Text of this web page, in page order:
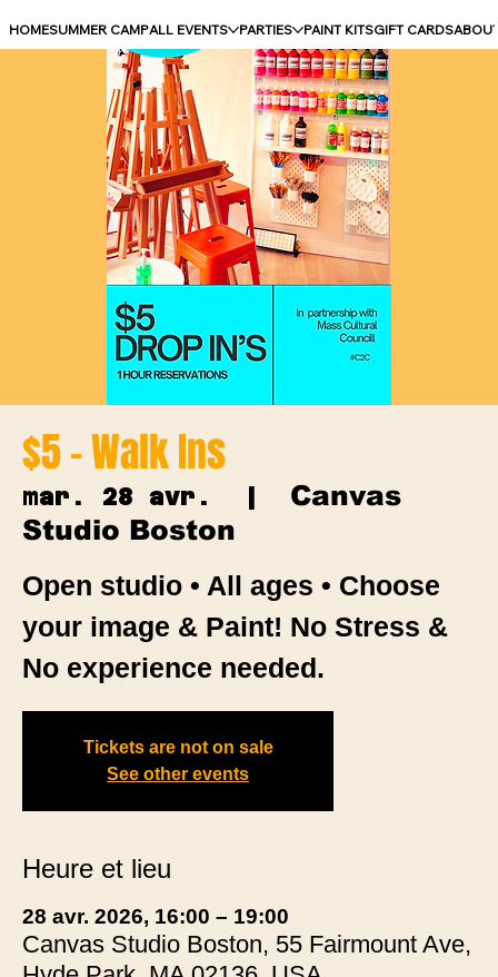
HOMESUMMER CAMPALL EVENTS PARTIES PAINT KITSGIFT CARDS
$5 - Walk Ins
mar. 28 avr.
  |
Canvas
Studio Boston
Open studio • All ages • Choose
your image & Paint! No Stress &
No experience needed.
Tickets are not on sale
See other events
Heure et lieu
28 avr. 2026, 16:00 – 19:00
Canvas Studio Boston, 55 Fairmount Ave,